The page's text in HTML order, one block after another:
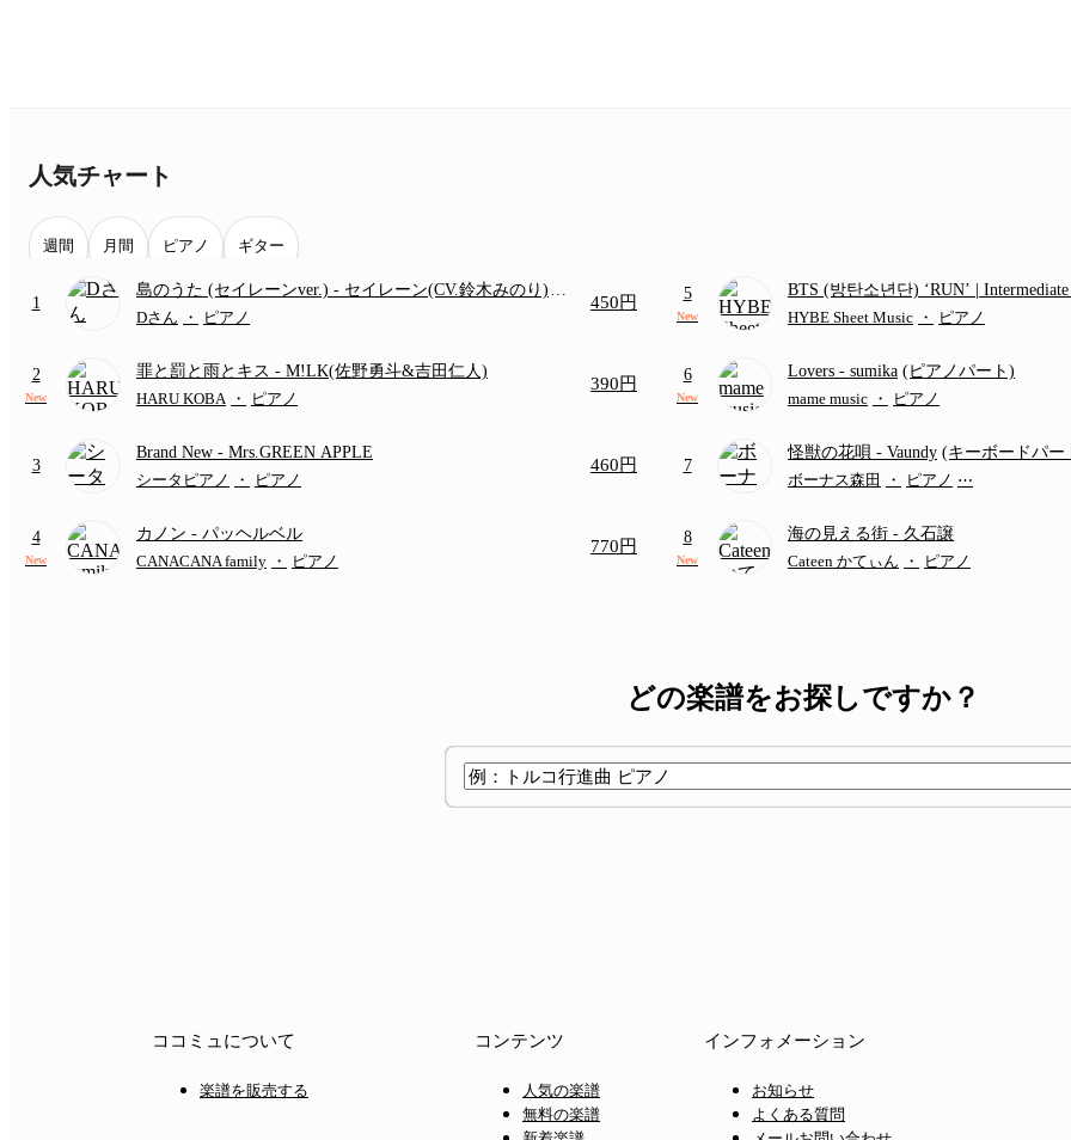
人気チャート
週間 月間 ピアノ ギター
1
島のうた (セイレーンver.) - セイレーン(CV.鈴木みのり)
(難易度:★★★★☆/歌詞・コード・ペダル付き/『映画ち
Dさん ・ ピアノ
450円
2
New
罪と罰と雨とキス - M!LK(佐野勇斗&吉田仁人)
HARU KOBA
・ ピアノ
390円
3
Brand New - Mrs.GREEN APPLE
シータピアノ
・ ピアノ
460円
4
New
カノン - パッヘルベル
CANACANA family ・ ピアノ
770円
5
New
BTS (방탄소년단) ‘RUN’ | Intermediate
HYBE Sheet Music ・ ピアノ
6
New
Lovers - sumika (ピアノパート)
mame music ・ ピアノ
7
怪獣の花唄 - Vaundy (キーボードパー
ボーナス森田
・ ピアノ ⋯
8
New
海の見える街 - 久石譲
Cateen かてぃん
・ ピアノ
どの楽譜をお探しですか？
ココミュについて
楽譜を販売する
コンテンツ
人気の楽譜
無料の楽譜
インフォメーション
お知らせ
よくある質問